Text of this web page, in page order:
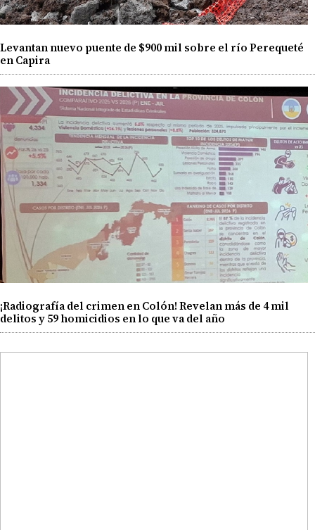
Levantan nuevo puente de $900 mil sobre el río Perequeté
en Capira
¡Radiografía del crimen en Colón! Revelan más de 4 mil
delitos y 59 homicidios en lo que va del año